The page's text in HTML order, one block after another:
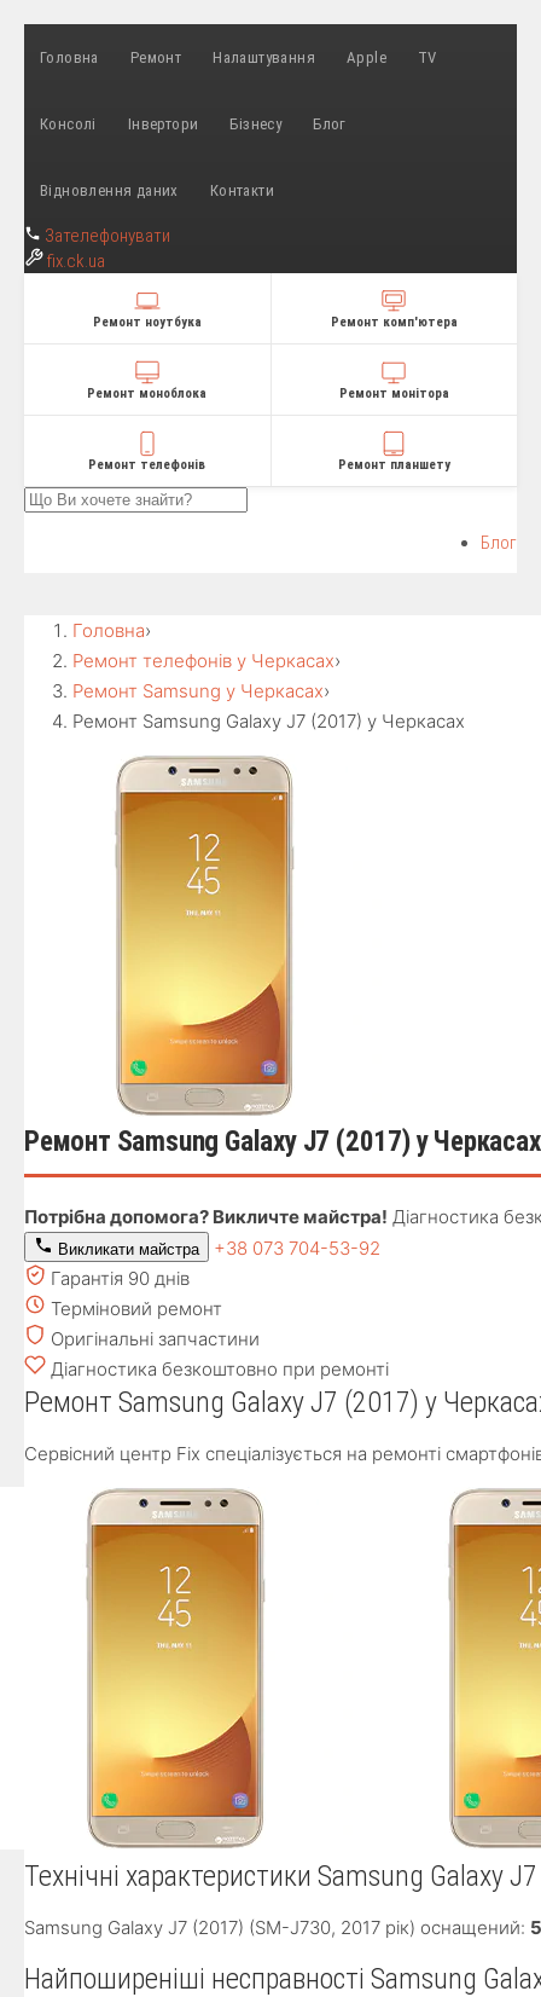
Головна Ремонт Налаштування Apple TV
Консолі Інвертори Бізнесу Блог
Відновлення даних Контакти
Зателефонувати
fix.ck.ua
Ремонт ноутбука Ремонт комп'ютера
Ремонт моноблока Ремонт монітора
Ремонт телефонів Ремонт планшету
Блог
Головна›
Ремонт телефонів у Черкасах›
Ремонт Samsung у Черкасах›
Ремонт Samsung Galaxy J7 (2017) у Черкасах
Ремонт Samsung Galaxy J7 (2017) у Черкасах
Потрібна допомога? Викличте майстра! Діагностика
Викликати майстра
+38 073 704-53-92
Гарантія 90 днів
Терміновий ремонт
Оригінальні запчастини
Діагностика безкоштовно при ремонті
Ремонт Samsung Galaxy J7 (2017) у
Сервісний центр Fix спеціалізується на ремонті
Технічні характеристики Samsung Galaxy
Samsung Galaxy J7 (2017) (SM-J730, 2017 рік) оснащений:
Найпоширеніші несправності Samsung